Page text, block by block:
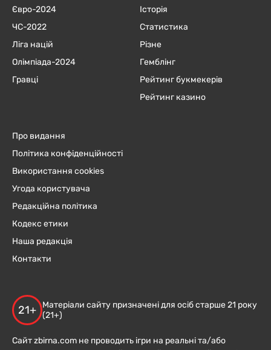
Євро-2024
ЧC-2022
Ліга націй
Олімпіада-2024
Гравці
Історія
Статистика
Різне
Гемблінг
Рейтинг букмекерів
Рейтинг казино
Про видання
Політика конфіденційності
Використання cookies
Угода користувача
Редакційна політика
Кодекс етики
Наша редакція
Контакти
21+
Матеріали сайту призначені для осіб старше 21 року
(21+)
Сайт zbirna.com не проводить ігри на реальні та/або